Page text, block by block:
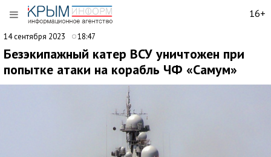
16+
14 сентября 2023 18:47
Безэкипажный катер ВСУ уничтожен при
попытке атаки на корабль ЧФ «Самум»